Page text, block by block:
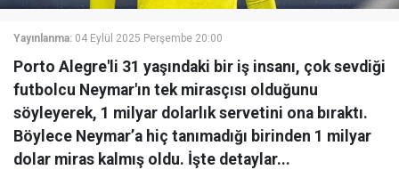
Yayınlanma: 04 Eylül 2025 Perşembe 20:00
Porto Alegre'li 31 yaşındaki bir iş insanı, çok sevdiği
futbolcu Neymar'ın tek mirasçısı olduğunu
söyleyerek, 1 milyar dolarlık servetini ona bıraktı.
Böylece Neymar’a hiç tanımadığı birinden 1 milyar
dolar miras kalmış oldu. İşte detaylar...